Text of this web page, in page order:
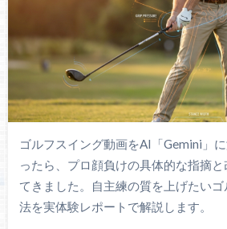
ゴルフスイング動画をAI「Gemini」
ったら、プロ顔負けの具体的な指摘
てきました。自主練の質を上げたい
法を実体験レポートで解説します。